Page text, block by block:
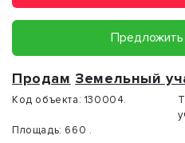
Продам Земельный
Код объекта: 130004.
Площадь: 660 .